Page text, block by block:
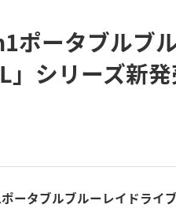
ポータブルブ
シリーズ新発
ータブルブルーレイドライ